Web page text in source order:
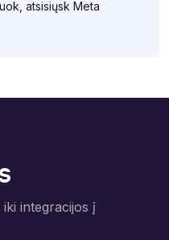
atsisiųsk Meta
integracijos į